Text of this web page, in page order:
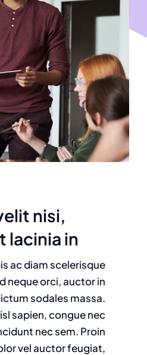
nisi,
lacinia in
ac diam scelerisque
neque orci, auctor in
sodales massa.
sapien, congue nec
nec sem. Proin
vel auctor feugiat,